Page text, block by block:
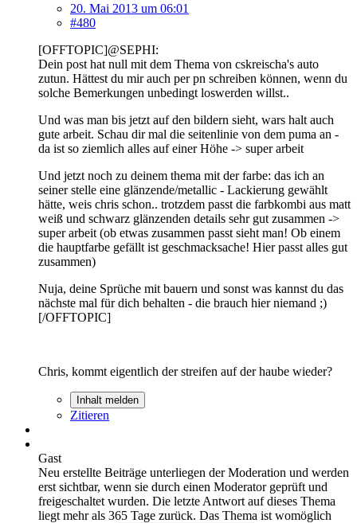
20. Mai 2013 um 06:01
#480
[OFFTOPIC]@SEPHI:
Dein post hat null mit dem Thema von cskreischa's auto
zutun. Hättest du mir auch per pn schreiben können, wenn du
solche Bemerkungen unbedingt loswerden willst..
Und was man bis jetzt auf den bildern sieht, wars halt auch
gute arbeit. Schau dir mal die seitenlinie von dem puma an -
da ist so ziemlich alles auf einer Höhe -> super arbeit
Und jetzt noch zu deinem thema mit der farbe: das ich an
seiner stelle eine glänzende/metallic - Lackierung gewählt
hätte, weis chris schon.. trotzdem passt die farbkombi aus matt
weiß und schwarz glänzenden details sehr gut zusammen ->
super arbeit (ob etwas zusammen passt sieht man! Ob einem
die hauptfarbe gefällt ist geschmacksache! Hier passt alles gut
zusammen)
Nuja, deine Sprüche mit bauern und sonst was kannst du das
nächste mal für dich behalten - die brauch hier niemand ;)
[/OFFTOPIC]
Chris, kommt eigentlich der streifen auf der haube wieder?
Inhalt melden
Zitieren
Gast
Neu erstellte Beiträge unterliegen der Moderation und werden
erst sichtbar, wenn sie durch einen Moderator geprüft und
freigeschaltet wurden. Die letzte Antwort auf dieses Thema
liegt mehr als 365 Tage zurück. Das Thema ist womöglich